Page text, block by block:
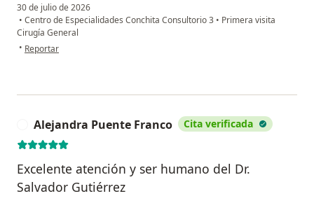
30 de julio de 2026
• Centro de Especialidades Conchita Consultorio 3 • Primera visita
Cirugía General
• en opinión del usuario DLOM
Reportar
Alejandra Puente Franco Cita verificada
Excelente atención y ser humano del Dr.
Salvador Gutiérrez